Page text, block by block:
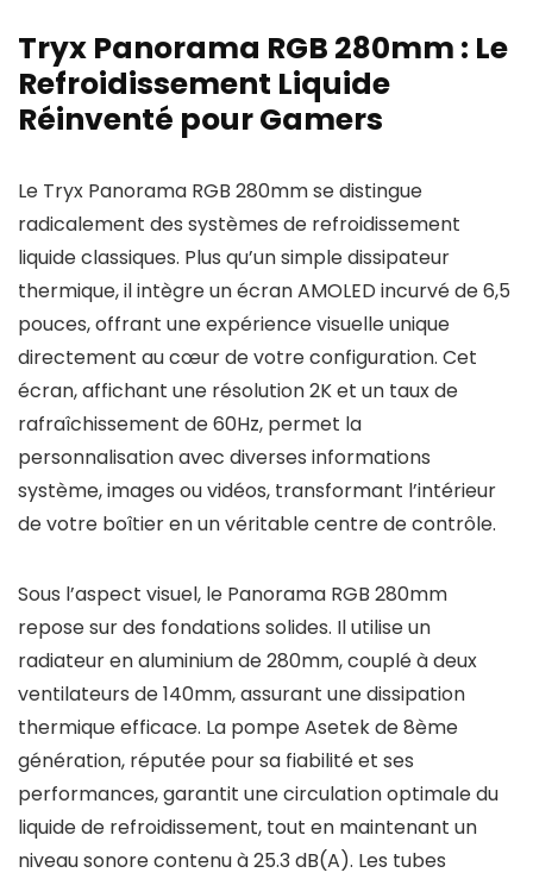
Tryx Panorama RGB 280mm : Le
Refroidissement Liquide
Réinventé pour Gamers
Le Tryx Panorama RGB 280mm se distingue
radicalement des systèmes de refroidissement
liquide classiques. Plus qu’un simple dissipateur
thermique, il intègre un écran AMOLED incurvé de 6,5
pouces, offrant une expérience visuelle unique
directement au cœur de votre configuration. Cet
écran, affichant une résolution 2K et un taux de
rafraîchissement de 60Hz, permet la
personnalisation avec diverses informations
système, images ou vidéos, transformant l’intérieur
de votre boîtier en un véritable centre de contrôle.
Sous l’aspect visuel, le Panorama RGB 280mm
repose sur des fondations solides. Il utilise un
radiateur en aluminium de 280mm, couplé à deux
ventilateurs de 140mm, assurant une dissipation
thermique efficace. La pompe Asetek de 8ème
génération, réputée pour sa fiabilité et ses
performances, garantit une circulation optimale du
liquide de refroidissement, tout en maintenant un
niveau sonore contenu à 25.3 dB(A). Les tubes